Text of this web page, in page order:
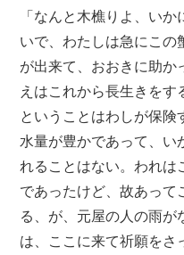
「なんと木樵りよ、い
いで、わたしは急にこの
が出来て、おおきに助か
えはこれから長生きをす
ということはわしが保険
水量が豊かであって、い
れることはない。われは
であったけど、故あって
る、が、元屋の人の雨が
は、ここに来て祈願をさ